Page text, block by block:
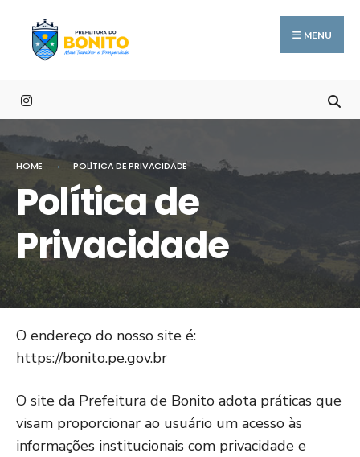
content
MENU
HOME POLÍTICA DE PRIVACIDADE
Política de
Privacidade
O endereço do nosso site é:
https://bonito.pe.gov.br
O site da Prefeitura de Bonito adota práticas que
visam proporcionar ao usuário um acesso às
informações institucionais com privacidade e
por: